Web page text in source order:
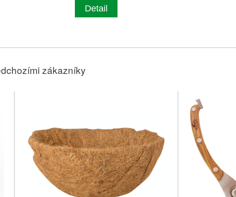
Detail
zákazníky